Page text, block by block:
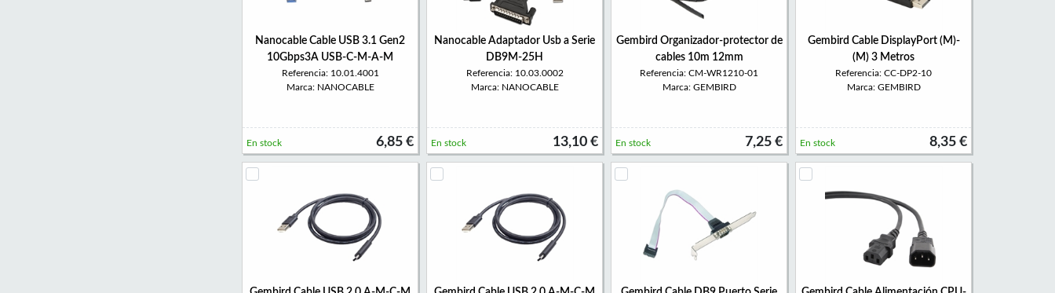
Nanocable Cable USB 3.1 Gen2
10Gbps3A USB-C-M-A-M
Referencia: 10.01.4001
Marca: NANOCABLE
6,85 €
En stock
Nanocable Adaptador Usb a Serie
DB9M-25H
Referencia: 10.03.0002
Marca: NANOCABLE
13,10 €
En stock
Gembird Organizador-protector de
cables 10m 12mm
Referencia: CM-WR1210-01
Marca: GEMBIRD
7,25 €
En stock
Gembird Cable DisplayPort (M)-
(M) 3 Metros
Referencia: CC-DP2-10
Marca: GEMBIRD
8,35 €
En stock